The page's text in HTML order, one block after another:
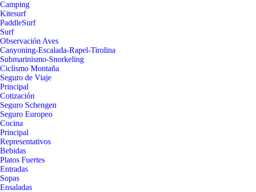
Camping
Kitesurf
PaddleSurf
Surf
Observación Aves
Canyoning-Escalada-Rapel-Tirolina
Submarinismo-Snorkeling
Ciclismo Montaña
Seguro de Viaje
Principal
Cotización
Seguro Schengen
Seguro Europeo
Cocina
Principal
Representativos
Bebidas
Platos Fuertes
Entradas
Sopas
Ensaladas